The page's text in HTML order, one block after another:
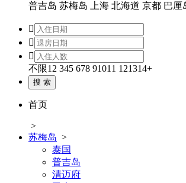
普吉岛 苏梅岛 上海 北海道 京都 巴厘



不限1 2 345 678 91011 121314+
首页
>
苏梅岛 >
泰国
普吉岛
清迈府